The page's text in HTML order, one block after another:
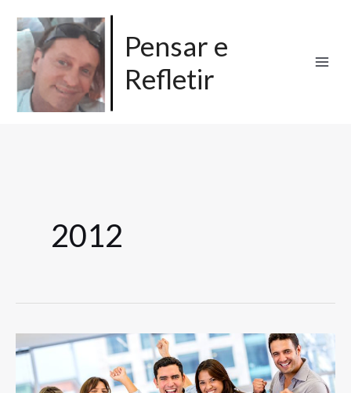
para
conteúdo
Pensar e
Refletir
2012
Seu
trabalho